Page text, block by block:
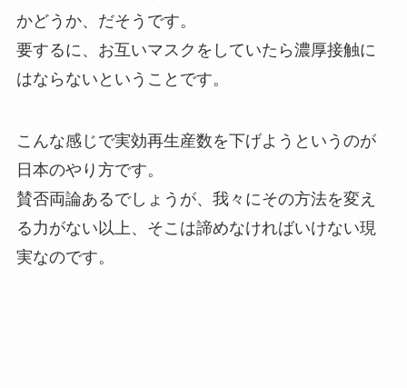
かどうか、だそうです。
要するに、お互いマスクをしていたら濃厚接触に
はならないということです。
こんな感じで実効再生産数を下げようというのが
日本のやり方です。
賛否両論あるでしょうが、我々にその方法を変え
る力がない以上、そこは諦めなければいけない現
実なのです。